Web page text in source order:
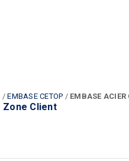
Zone Client
/EMBASE CETOP / EMBASE